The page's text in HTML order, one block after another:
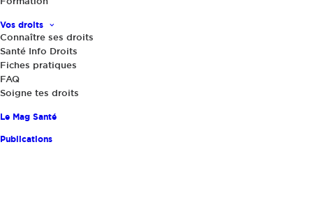
Vos droits
Connaître ses droits
Santé Info Droits
Fiches pratiques
FAQ
Soigne tes droits
Le Mag Santé
Publications
et le traitement des troubles liés à l’usage de
substances.
Partager